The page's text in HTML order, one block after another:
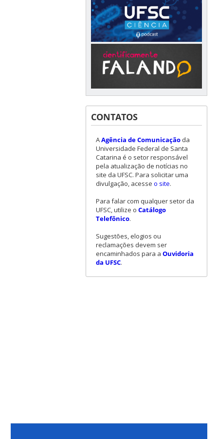
CONTATOS
AAgência de Comunicaçãoda
Universidade Federal de Santa
Catarina é o setor responsável
pela atualização de notícias no
site da UFSC. Para solicitar uma
divulgação, acesse o site.
Para falar com qualquer setor da
UFSC, utilize o Catálogo
Telefônico.
Sugestões, elogios ou
reclamações devem ser
encaminhados para a Ouvidoria
da UFSC.